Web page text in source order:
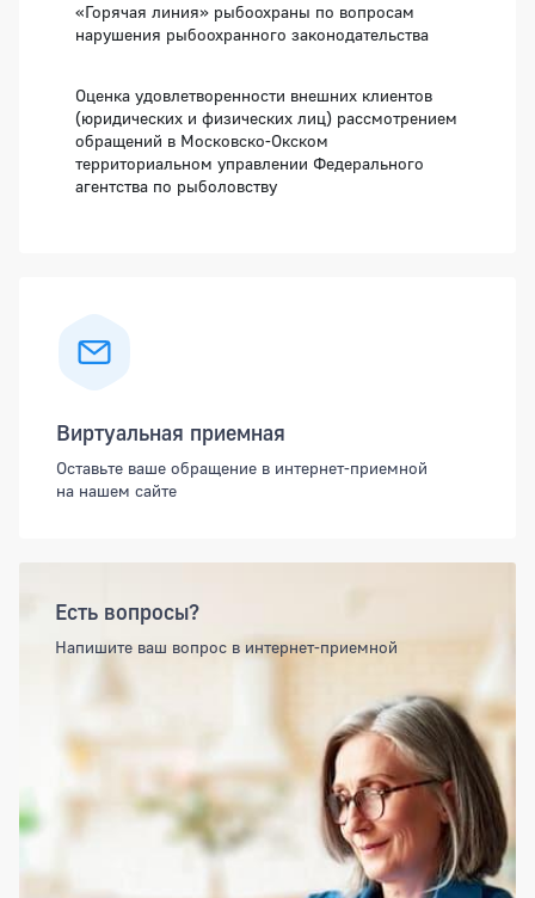
«Горячая линия» рыбоохраны по вопросам
нарушения рыбоохранного законодательства
Оценка удовлетворенности внешних клиентов
(юридических и физических лиц) рассмотрением
обращений в Московско-Окском
территориальном управлении Федерального
агентства по рыболовству
Виртуальная приемная
Оставьте ваше обращение в интернет-приемной
на нашем сайте
Есть вопросы?
Напишите ваш вопрос в интернет-приемной